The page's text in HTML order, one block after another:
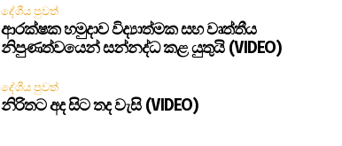
දේශීය පුවත්
ආරක්ෂක හමුදාව විද්‍යාත්මක සහ වෘත්තීය
නිපුණත්වයෙන් සන්නද්ධ කළ යුතුයි (VIDEO)
දේශීය පුවත්
නිරිතට අද සිට තද වැසි (VIDEO)